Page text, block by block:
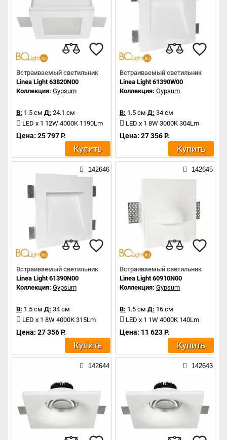
Встраиваемый светильник
Linea Light 63820N00
Коллекция: Gypsum
В: 1.5 см Д: 24.1 см
LED x 1 12W 4000K 1190Lm
Цена: 25 797 Р.
Купить
Встраиваемый светильник
Linea Light 61390W00
Коллекция: Gypsum
В: 1.5 см Д: 34 см
LED x 1 8W 3000K 304Lm
Цена: 27 356 Р.
Купить
142646
Встраиваемый светильник
Linea Light 61390N00
Коллекция: Gypsum
В: 1.5 см Д: 34 см
LED x 1 8W 4000K 315Lm
Цена: 27 356 Р.
Купить
142645
Встраиваемый светильник
Linea Light 60910N00
Коллекция: Gypsum
В: 1.5 см Д: 16 см
LED x 1 1W 4000K 140Lm
Цена: 11 623 Р.
Купить
142644 142643